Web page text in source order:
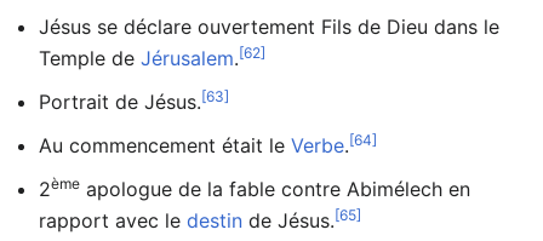
Jésus se déclare ouvertement Fils de Dieu dans le
Temple de Jérusalem.[62]
Portrait de Jésus.[63]
Au commencement était le Verbe.[64]
2ème apologue de la fable contre Abimélech en
rapport avec le destin de Jésus.[65]